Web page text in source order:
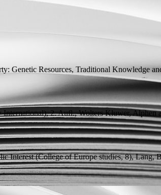
Genetic Resources, Traditional Knowledge
2.Aufl., Wolters Kluwer, Alphen
Interest(College of Europe studies, 8), Lang,